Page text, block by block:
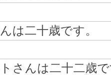
は二十歳です。
さんは二十二歳で